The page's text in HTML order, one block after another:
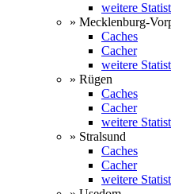
weitere
» Mecklenburg-
Caches
Cacher
weitere
» Rügen
Caches
Cacher
weitere
» Stralsund
Caches
Cacher
weitere